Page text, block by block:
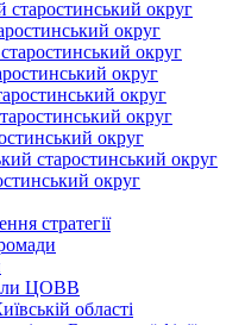
старостинський округ
округ
округ
округ
округ
округ
округ
старостинський округ
округ
стратегії
ЦОВВ
області